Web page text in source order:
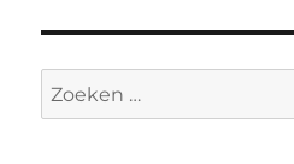
Zoeken
naar: